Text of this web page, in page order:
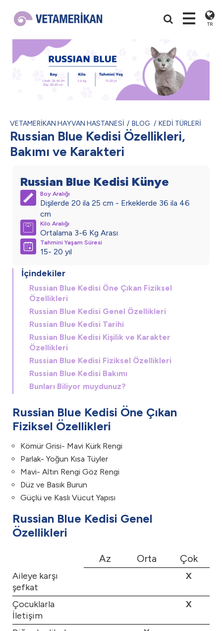
TR
VETAMERİKAN HAYVAN HASTANESİ BLOG KEDİ TÜRLERİ
Russian Blue Kedisi Özellikleri,
Bakımı ve Karakteri
Russian Blue Kedisi Künye
Boy Aralığı
Dişilerde 20 ila 25 cm - Erkeklerde 36 ila 46
cm
Kilo Aralığı
Ortalama 3-6 Kg Arası
Tahmini Yaşam Süresi
15- 20 yıl
İçindekiler
Russian Blue Kedisi Öne Çıkan Fiziksel
Özellikleri
Russian Blue Kedisi Genel Özellikleri
Russian Blue Kedisi Tarihi
Russian Blue Kedisi Kişilik ve Karakter
Özellikleri
Russian Blue Kedisi Fiziksel Özellikleri
Russian Blue Kedisi Bakımı
Bunları Biliyor muydunuz?
Russian Blue Kedisi Öne Çıkan
Fiziksel Özellikleri
Kömür Grisi- Mavi Kürk Rengi
Parlak- Yoğun Kısa Tüyler
Mavi- Altın Rengi Göz Rengi
Düz ve Basık Burun
Güçlü ve Kaslı Vücut Yapısı
Russian Blue Kedisi Genel
Özellikleri
Az Orta Çok
Aileye karşı
şefkat
X
Çocuklarla
İletişim
X